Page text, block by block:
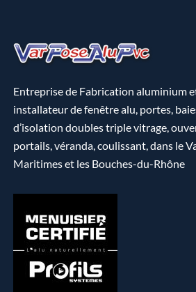
Entreprise de Fabrication aluminium
installateur de fenêtre alu, portes,
d’isolation doubles triple vitrage,
portails, véranda, coulissant, dans le
Maritimes et les Bouches-du-Rhône